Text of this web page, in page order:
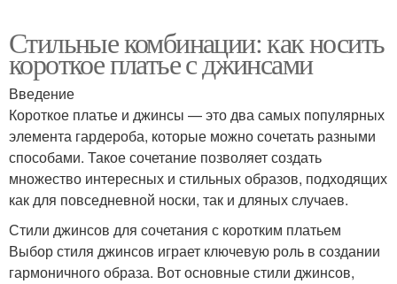
Стильные комбинации: как носить
короткое платье с джинсами
Введение
Короткое платье и джинсы — это два самых популярных
элемента гардероба, которые можно сочетать разными
способами. Такое сочетание позволяет создать
множество интересных и стильных образов, подходящих
как для повседневной носки, так и дляных случаев.
Стили джинсов для сочетания с коротким платьем
Выбор стиля джинсов играет ключевую роль в создании
гармоничного образа. Вот основные стили джинсов,